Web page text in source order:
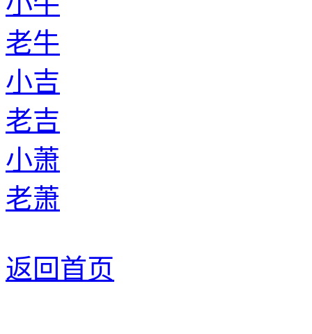
老牛
小吉
老吉
小萧
老萧
返回首页